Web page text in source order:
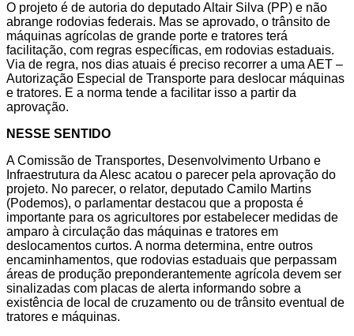
O projeto é de autoria do deputado Altair Silva (PP) e não
abrange rodovias federais. Mas se aprovado, o trânsito de
máquinas agrícolas de grande porte e tratores terá
facilitação, com regras específicas, em rodovias estaduais.
Via de regra, nos dias atuais é preciso recorrer a uma AET –
Autorização Especial de Transporte para deslocar máquinas
e tratores. E a norma tende a facilitar isso a partir da
aprovação.
NESSE SENTIDO
A Comissão de Transportes, Desenvolvimento Urbano e
Infraestrutura da Alesc acatou o parecer pela aprovação do
projeto. No parecer, o relator, deputado Camilo Martins
(Podemos), o parlamentar destacou que a proposta é
importante para os agricultores por estabelecer medidas de
amparo à circulação das máquinas e tratores em
deslocamentos curtos. A norma determina, entre outros
encaminhamentos, que rodovias estaduais que perpassam
áreas de produção preponderantemente agrícola devem ser
sinalizadas com placas de alerta informando sobre a
existência de local de cruzamento ou de trânsito eventual de
tratores e máquinas.